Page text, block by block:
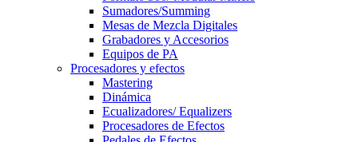
Sumadores/Summing
Mesas de Mezcla Digitales
Grabadores y Accesorios
Equipos de PA
Procesadores y efectos
Mastering
Dinámica
Ecualizadores/ Equalizers
Procesadores de Efectos